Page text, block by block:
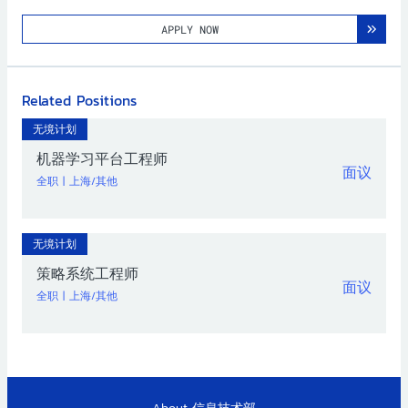
APPLY NOW
Related Positions
无境计划
机器学习平台工程师
全职 | 上海/其他
面议
无境计划
策略系统工程师
全职 | 上海/其他
面议